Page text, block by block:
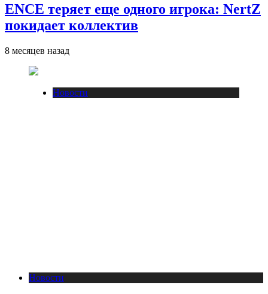
ENCE теряет еще одного игрока: NertZ
покидает коллектив
8 месяцев назад
Новости
Новости